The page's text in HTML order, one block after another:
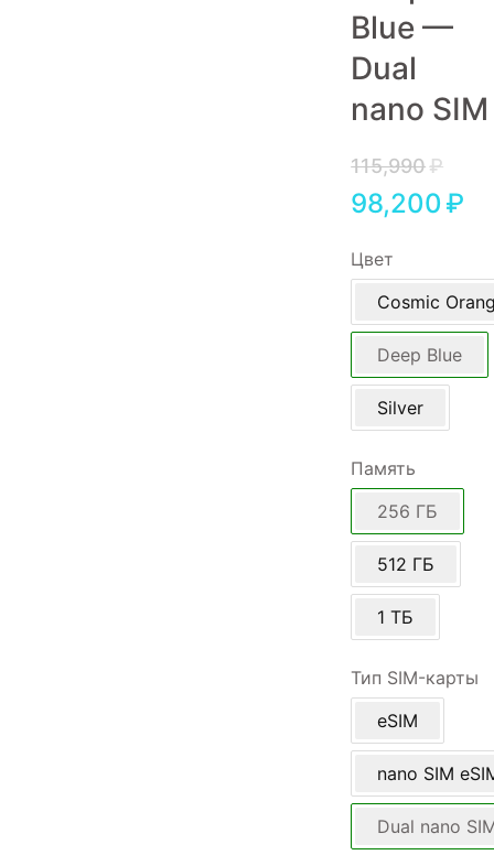
Blue —
Dual
nano SIM
115,990₽
98,200₽
Цвет
Cosmic
Deep Blue
Silver
Память
256 ГБ
512 ГБ
1 ТБ
Тип SIM-карты
eSIM
nano SIM
Dual nano